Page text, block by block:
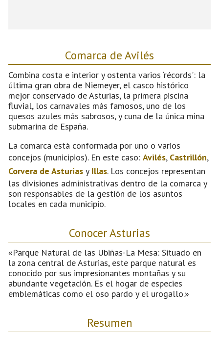
Comarca de Avilés
Combina costa e interior y ostenta varios ‘récords': la
última gran obra de Niemeyer, el casco histórico
mejor conservado de Asturias, la primera piscina
fluvial, los carnavales más famosos, uno de los
quesos azules más sabrosos, y cuna de la única mina
submarina de España.
La comarca está conformada por uno o varios
concejos (municipios). En este caso: Avilés, Castrillón,
Corvera de Asturias y Illas. Los concejos representan
las divisiones administrativas dentro de la comarca y
son responsables de la gestión de los asuntos
locales en cada municipio.
Conocer Asturias
«Parque Natural de las Ubiñas-La Mesa: Situado en
la zona central de Asturias, este parque natural es
conocido por sus impresionantes montañas y su
abundante vegetación. Es el hogar de especies
emblemáticas como el oso pardo y el urogallo.»
Resumen